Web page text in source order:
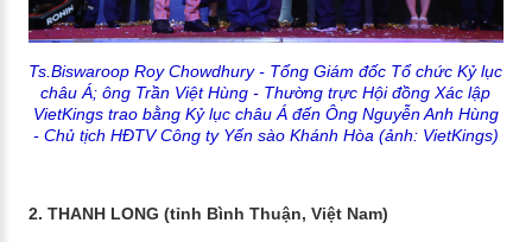
Ts.Biswaroop Roy Chowdhury - Tổng Giám đốc Tổ chức Kỷ lục
châu Á; ông Trần Việt Hùng - Thường trực Hội đồng Xác lập
VietKings trao bằng Kỷ lục châu Á đến Ông Nguyễn Anh Hùng
- Chủ tịch HĐTV Công ty Yến sào Khánh Hòa (ảnh: VietKings)
2. THANH LONG (tỉnh Bình Thuận, Việt Nam)